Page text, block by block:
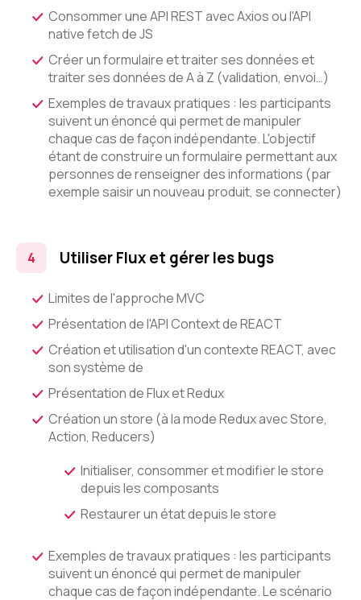
Consommer une API REST avec Axios ou l'API
native fetch de JS
Créer un formulaire et traiter ses données et
traiter ses données de A à Z (validation, envoi…)
Exemples de travaux pratiques : les participants
suivent un énoncé qui permet de manipuler
chaque cas de façon indépendante. L'objectif
étant de construire un formulaire permettant aux
personnes de renseigner des informations (par
exemple saisir un nouveau produit, se connecter)
Utiliser Flux et gérer les bugs
Limites de l'approche MVC
Présentation de l'API Context de REACT
Création et utilisation d'un contexte REACT, avec
son système de
Présentation de Flux et Redux
Création un store (à la mode Redux avec Store,
Action, Reducers)
Initialiser, consommer et modifier le store
depuis les composants
Restaurer un état depuis le store
Exemples de travaux pratiques : les participants
suivent un énoncé qui permet de manipuler
chaque cas de façon indépendante. Le scénario